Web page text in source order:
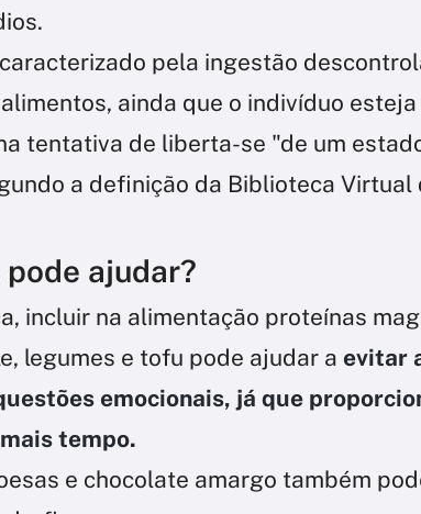
pela ingestão
ainda que o indivíduo
tentativa de liberta-se "de um
a definição da Biblioteca Virtual
pode ajudar?
incluir na alimentação proteínas
legumes e tofu pode ajudar a evitar
emocionais, já que
tempo.
e chocolate amargo também